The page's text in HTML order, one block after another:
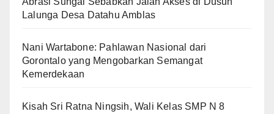
Lalunga Desa Datahu Amblas
Nani Wartabone: Pahlawan Nasional dari
Gorontalo yang Mengobarkan Semangat
Kemerdekaan
Kisah Sri Ratna Ningsih, Wali Kelas SMP N 8